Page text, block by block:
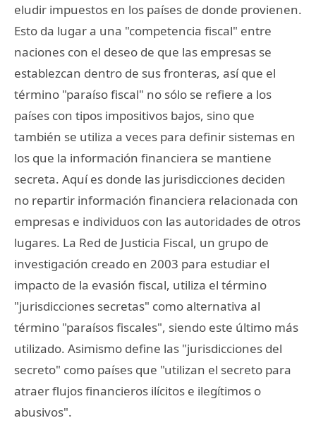
eludir impuestos en los países de donde provienen.
Esto da lugar a una "competencia fiscal" entre
naciones con el deseo de que las empresas se
establezcan dentro de sus fronteras, así que el
término "paraíso fiscal" no sólo se refiere a los
países con tipos impositivos bajos, sino que
también se utiliza a veces para definir sistemas en
los que la información financiera se mantiene
secreta. Aquí es donde las jurisdicciones deciden
no repartir información financiera relacionada con
empresas e individuos con las autoridades de otros
lugares. La Red de Justicia Fiscal, un grupo de
investigación creado en 2003 para estudiar el
impacto de la evasión fiscal, utiliza el término
"jurisdicciones secretas" como alternativa al
término "paraísos fiscales", siendo este último más
utilizado. Asimismo define las "jurisdicciones del
secreto" como países que "utilizan el secreto para
atraer flujos financieros ilícitos e ilegítimos o
abusivos".